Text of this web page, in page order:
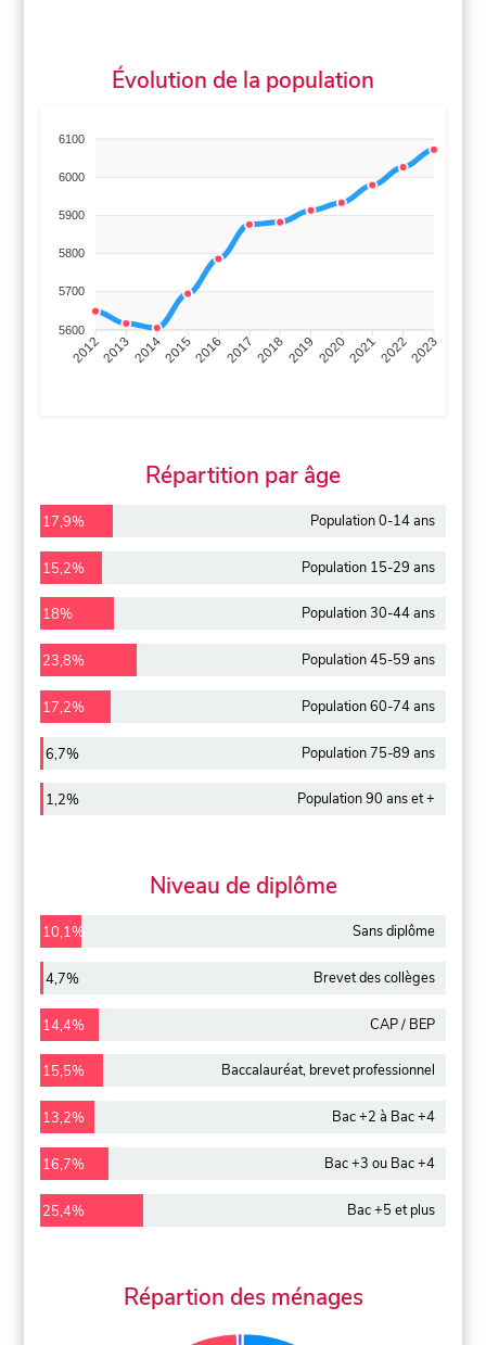
Évolution de la population
6100
6000
5900
5800
5700
5600
201220132014201520162017 20182019 2020202120222023
Répartition par âge
17,9% Population 0-14 ans
15,2% Population 15-29 ans
18% Population 30-44 ans
23,8% Population 45-59 ans
17,2% Population 60-74 ans
6,7% Population 75-89 ans
1,2% Population 90 ans et +
Niveau de diplôme
10,1% Sans diplôme
4,7% Brevet des collèges
14,4% CAP / BEP
15,5% Baccalauréat, brevet professionnel
13,2% Bac +2 à Bac +4
16,7% Bac +3 ou Bac +4
25,4% Bac +5 et plus
Répartion des ménages